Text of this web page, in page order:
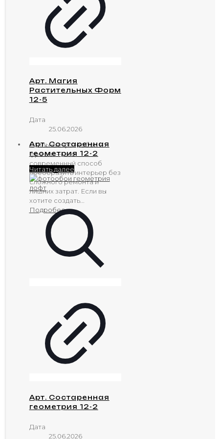
Арт. Магия
Растительных Форм
12-5
Дата
25.06.2026
Стильные фотообои и
фрески — это
современный способ
преобразить интерьер без
сложного ремонта и
лишних затрат. Если вы
хотите создать...
Подробее
Арт. Состаренная
геометрия 12-2
Читать далее
Арт. Состаренная
геометрия 12-2
Дата
25.06.2026